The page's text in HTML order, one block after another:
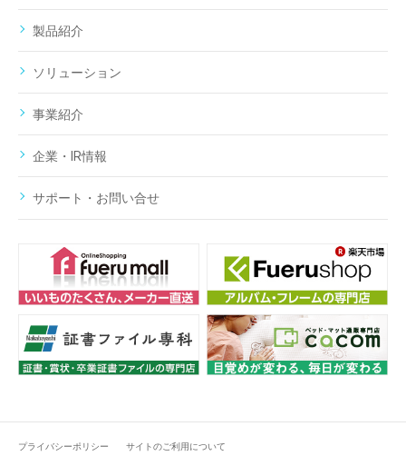
製品紹介
ソリューション
事業紹介
企業・IR情報
サポート・お問い合せ
プライバシーポリシー サイトのご利用について